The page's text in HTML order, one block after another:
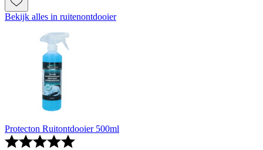
Bekijk alles in ruitenontdooier
Protecton Ruitontdooier 500ml